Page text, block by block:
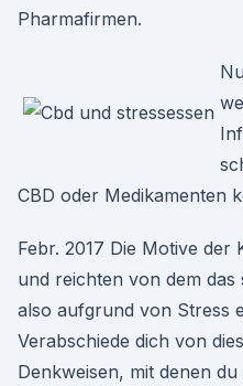
Pharmafirmen.
CBD oder Medikamenten
Febr. 2017 Die Motive der
und reichten von dem das
also aufgrund von Stress
Verabschiede dich von
Denkweisen, mit denen